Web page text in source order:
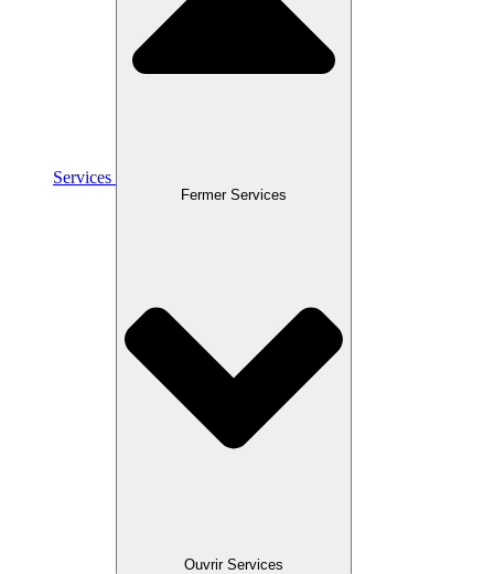
Services
Fermer Services
Ouvrir Services